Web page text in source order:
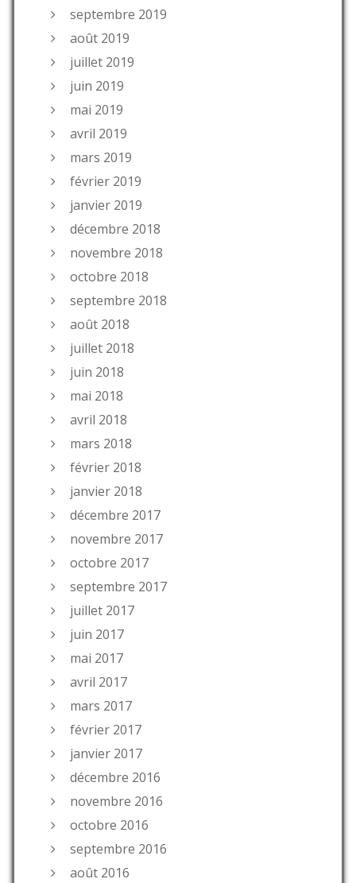
septembre 2019
août 2019
juillet 2019
juin 2019
mai 2019
avril 2019
mars 2019
février 2019
janvier 2019
décembre 2018
novembre 2018
octobre 2018
septembre 2018
août 2018
juillet 2018
juin 2018
mai 2018
avril 2018
mars 2018
février 2018
janvier 2018
décembre 2017
novembre 2017
octobre 2017
septembre 2017
juillet 2017
juin 2017
mai 2017
avril 2017
mars 2017
février 2017
janvier 2017
décembre 2016
novembre 2016
octobre 2016
septembre 2016
août 2016